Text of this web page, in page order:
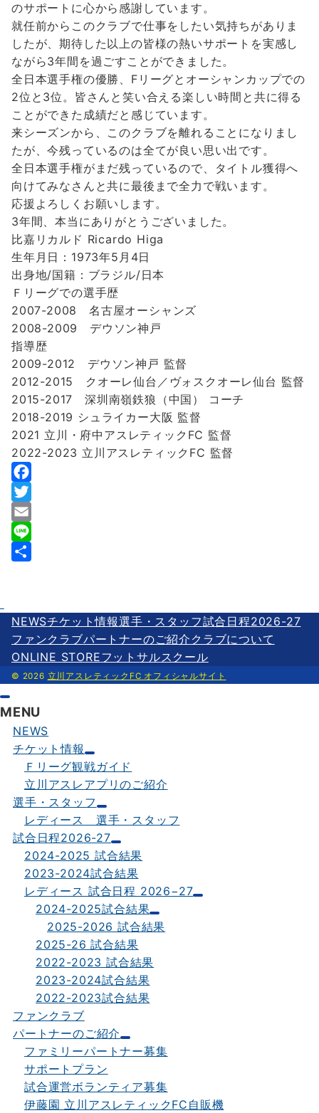
のサポートに心から感謝しています。
就任前からこのクラブで仕事をしたい気持ちがありま
したが、期待した以上の皆様の熱いサポートを実感し
ながら3年間を過ごすことができました。
全日本選手権の優勝、Fリーグとオーシャンカップでの
2位と3位。皆さんと笑い合える楽しい時間と共に得る
ことができた成績だと感じています。
来シーズンから、このクラブを離れることになりまし
たが、今残っているのは全てが良い思い出です。
全日本選手権がまだ残っているので、タイトル獲得へ
向けてみなさんと共に最後まで全力で戦います。
応援よろしくお願いします。
3年間、本当にありがとうございました。
比嘉リカルド Ricardo Higa
生年月日：1973年5月4日
出身地/国籍：ブラジル/日本
Ｆリーグでの選手歴
2007-2008 名古屋オーシャンズ
2008-2009 デウソン神戸
指導歴
2009-2012 デウソン神戸 監督
2012-2015 クオーレ仙台／ヴォスクオーレ仙台 監督
2015-2017 深圳南嶺鉄狼（中国） コーチ
2018-2019 シュライカー大阪 監督
2021 立川・府中アスレティックFC 監督
2022-2023 立川アスレティックFC 監督
F
a
c
e
o
k
T
w
e
r
E
m
l
L
e
NEWSチケット情報選手・スタッフ試合日程2026-27
ファンクラブパートナーのご紹介 クラブについて
ONLINE STOREフットサルスクール
© 2026 立川アスレティックFC オフィシャルサイト
MENU
NEWS
チケット情報
Ｆリーグ観戦ガイド
立川アスレアプリのご紹介
選手・スタッフ
レディース 選手・スタッフ
試合日程2026-27
2024-2025 試合結果
2023-2024試合結果
レディース 試合日程 2026−27
2024-2025試合結果
2025-2026 試合結果
2025-26 試合結果
2022-2023 試合結果
2023-2024試合結果
2022-2023試合結果
ファンクラブ
パートナーのご紹介
ファミリーパートナー募集
サポートプラン
試合運営ボランティア募集
伊藤園 立川アスレティックFC自販機